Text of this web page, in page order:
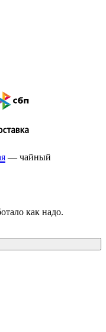
— чайный
как надо.